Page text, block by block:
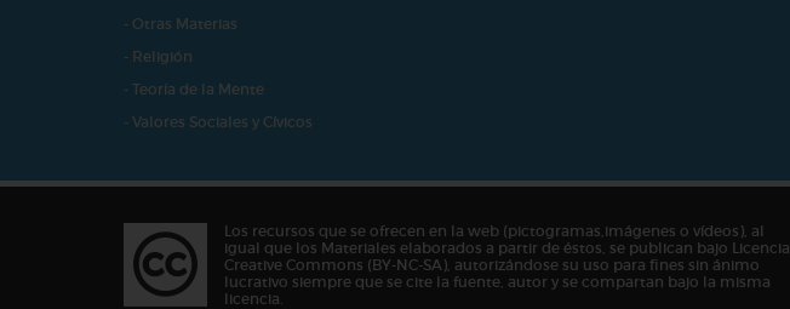
- Otras Materias
- Religión
- Teoría de la Mente
- Valores Sociales y Cívicos
Los recursos que se ofrecen en la web (pictogramas,imágenes o vídeos), al
igual que los Materiales elaborados a partir de éstos, se publican bajo Licencia
Creative Commons (BY-NC-SA), autorizándose su uso para fines sin ánimo
lucrativo siempre que se cite la fuente, autor y se compartan bajo la misma
licencia.